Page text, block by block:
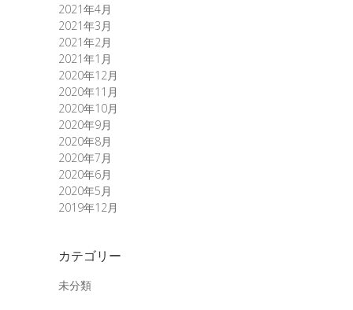
2021年4月
2021年3月
2021年2月
2021年1月
2020年12月
2020年11月
2020年10月
2020年9月
2020年8月
2020年7月
2020年6月
2020年5月
2019年12月
カテゴリー
未分類